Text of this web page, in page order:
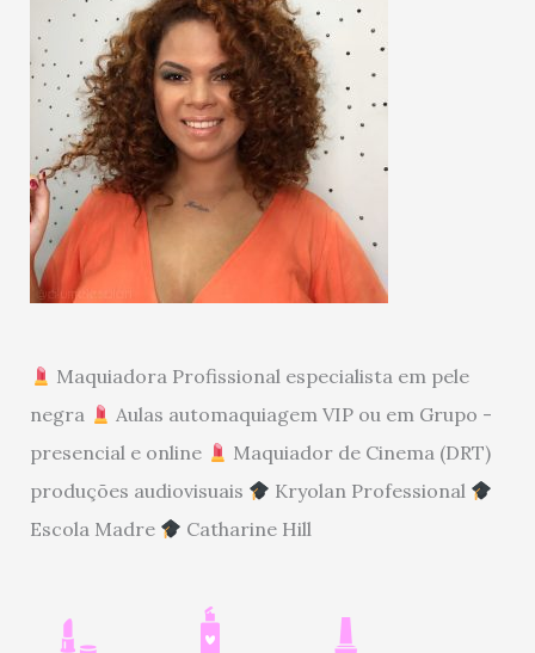
Maquiadora Profissional especialista em pele
negra
Aulas automaquiagem VIP ou em Grupo -
presencial e online
Maquiador de Cinema (DRT)
produções audiovisuais
Kryolan Professional
Escola Madre
Catharine Hill